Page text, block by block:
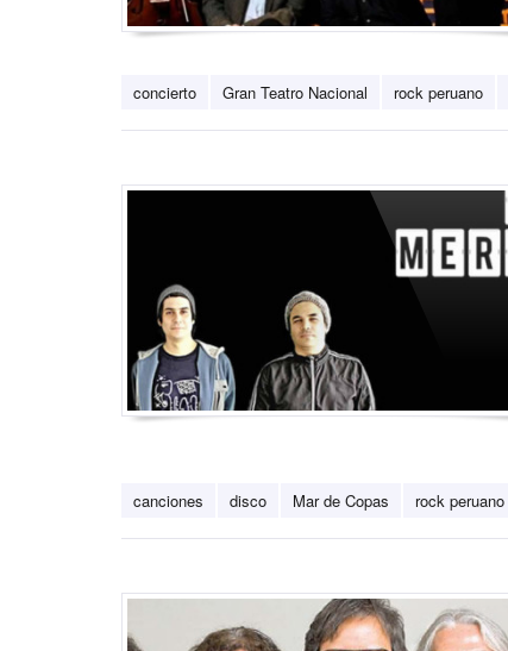
concierto Gran Teatro Nacional rock peruano
canciones disco Mar de Copas rock peruano